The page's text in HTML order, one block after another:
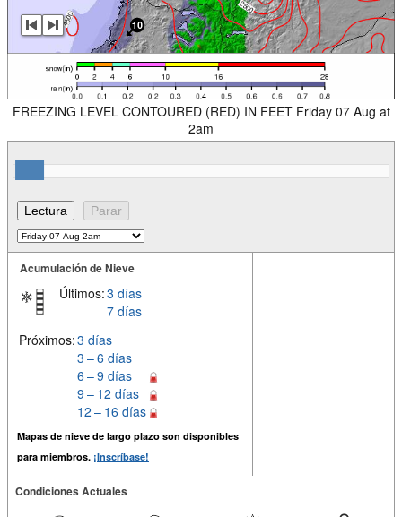
FREEZING LEVEL CONTOURED (RED) IN FEET Friday 07 Aug at
2am
Acumulación de Nieve
Últimos:3 días
7 días
Próximos:3 días
3 – 6 días
6 – 9 días
9 – 12 días
12 – 16 días
Mapas de nieve de largo plazo son disponibles
para miembros. ¡Inscríbase!
Condiciones Actuales